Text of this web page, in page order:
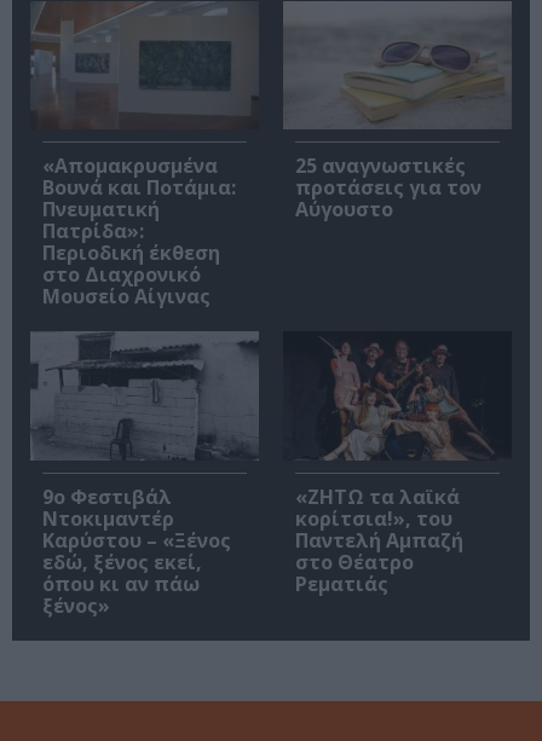
«Απομακρυσμένα
Βουνά και Ποτάμια:
Πνευματική
Πατρίδα»:
Περιοδική έκθεση
στο Διαχρονικό
Μουσείο Αίγινας
25 αναγνωστικές
προτάσεις για τον
Αύγουστο
9ο Φεστιβάλ
Ντοκιμαντέρ
Καρύστου – «Ξένος
εδώ, ξένος εκεί,
όπου κι αν πάω
ξένος»
«ΖΗΤΩ τα λαϊκά
κορίτσια!», του
Παντελή Αμπαζή
στο Θέατρο
Ρεματιάς